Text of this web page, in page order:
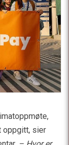
oppgitt, sier